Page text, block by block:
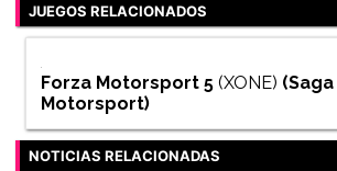
JUEGOS RELACIONADOS
Forza Motorsport 5 (XONE) (Saga
Motorsport)
NOTICIAS RELACIONADAS